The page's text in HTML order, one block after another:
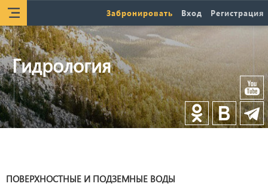
Забронировать Вход Регистрация
Гидрология
ПОВЕРХНОСТНЫЕ И ПОДЗЕМНЫЕ ВОДЫ